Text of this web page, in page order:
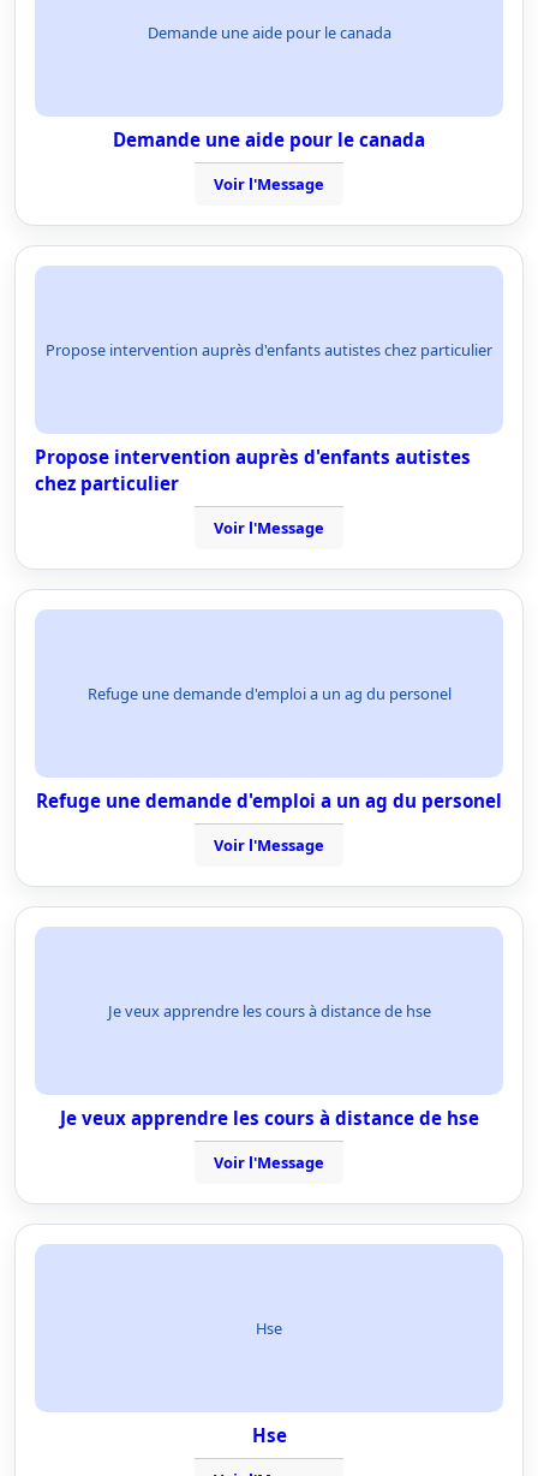
Demande une aide pour le canada
Demande une aide pour le canada
Voir l'Message
Propose intervention auprès d'enfants autistes chez particulier
Propose intervention auprès d'enfants autistes
chez particulier
Voir l'Message
Refuge une demande d'emploi a un ag du personel
Refuge une demande d'emploi a un ag du personel
Voir l'Message
Je veux apprendre les cours à distance de hse
Je veux apprendre les cours à distance de hse
Voir l'Message
Hse
Hse